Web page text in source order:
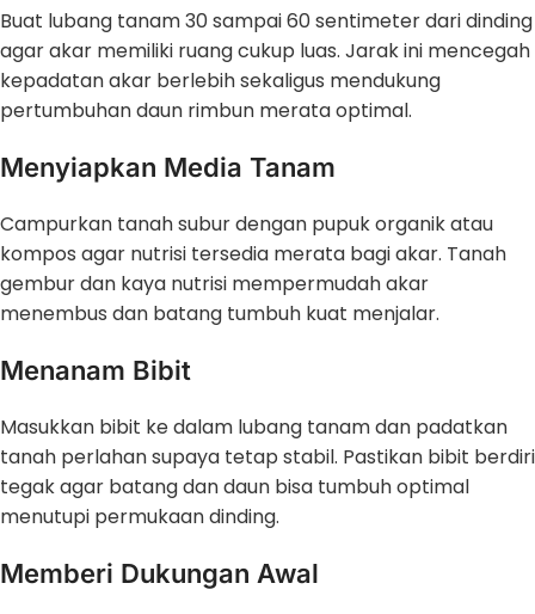
Buat lubang tanam 30 sampai 60 sentimeter dari dinding
agar akar memiliki ruang cukup luas. Jarak ini mencegah
kepadatan akar berlebih sekaligus mendukung
pertumbuhan daun rimbun merata optimal.
Menyiapkan Media Tanam
Campurkan tanah subur dengan pupuk organik atau
kompos agar nutrisi tersedia merata bagi akar. Tanah
gembur dan kaya nutrisi mempermudah akar
menembus dan batang tumbuh kuat menjalar.
Menanam Bibit
Masukkan bibit ke dalam lubang tanam dan padatkan
tanah perlahan supaya tetap stabil. Pastikan bibit berdiri
tegak agar batang dan daun bisa tumbuh optimal
menutupi permukaan dinding.
Memberi Dukungan Awal